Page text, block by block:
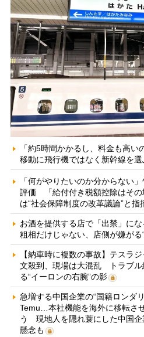
「約5時間かかるし、料金も高
移動に飛行機ではなく新幹線を
「何がやりたいのか分からない
評価 「給付付き税額控除はその
は“社会保障制度の改革議論”と指
お酒を提供する店で「出禁」に
粗相だけじゃない、店側が嫌がる
【納車時に複数の事故】テスラ
文殺到、現場は大混乱 トラブル
る“イーロンの右腕”の影
急増する中国企業の“国籍ロンダ
Temu…本社機能を海外に移転さ
う 現地人を隠れ蓑にした中国企
懸念も